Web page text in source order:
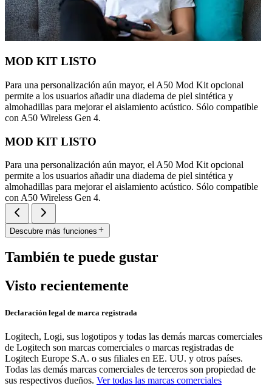
MOD KIT LISTO
Para una personalización aún mayor, el A50 Mod Kit opcional
permite a los usuarios añadir una diadema de piel sintética y
almohadillas para mejorar el aislamiento acústico. Sólo compatible
con A50 Wireless Gen 4.
MOD KIT LISTO
Para una personalización aún mayor, el A50 Mod Kit opcional
permite a los usuarios añadir una diadema de piel sintética y
almohadillas para mejorar el aislamiento acústico. Sólo compatible
con A50 Wireless Gen 4.
Descubre más funciones
También te puede gustar
Visto recientemente
Declaración legal de marca registrada
Logitech, Logi, sus logotipos y todas las demás marcas comerciales
de Logitech son marcas comerciales o marcas registradas de
Logitech Europe S.A. o sus filiales en EE. UU. y otros países.
Todas las demás marcas comerciales de terceros son propiedad de
sus respectivos dueños. Ver todas las marcas comerciales